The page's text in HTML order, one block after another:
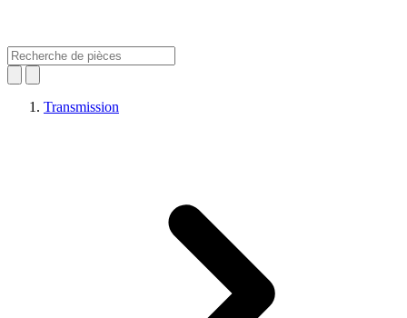
Transmission